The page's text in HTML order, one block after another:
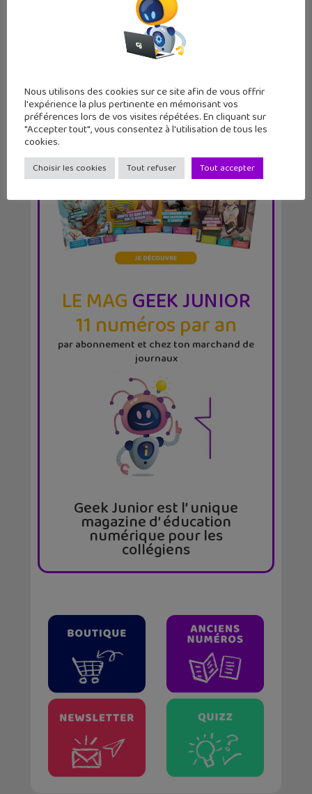
chimiques qui créent...
LE MAGGEEK JUNIOR
11 numéros par an
par abonnement et chez ton marchand de
journaux
Geek Junior est l’ unique
magazine d’ éducation
numérique pour les
collégiens
Nous utilisons des cookies sur ce site afin de vous offrir
l'expérience la plus pertinente en mémorisant vos
préférences lors de vos visites répétées. En cliquant sur
"Accepter tout", vous consentez à l'utilisation de tous les
cookies.
Choisir les cookies Tout refuser Tout accepter